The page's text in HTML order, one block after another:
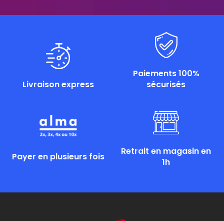
Livraison express
Paiements 100%
sécurisés
Payer en plusieurs fois
Retrait en magasin en
1h